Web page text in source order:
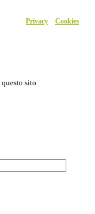
Privacy
Cookies
sito